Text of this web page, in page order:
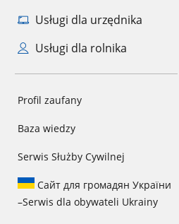
Usługi dla urzędnika
Usługi dla rolnika
Profil zaufany
Baza wiedzy
Serwis Służby Cywilnej
Сайт для громадян України
–Serwis dla obywateli Ukrainy